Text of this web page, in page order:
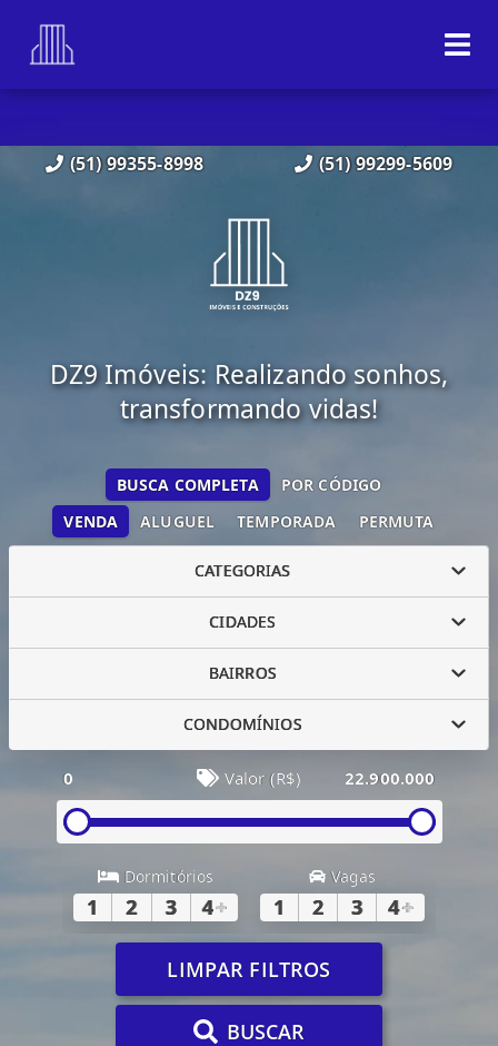
(51) 99355-8998 (51) 99299-5609
DZ9 Imóveis: Realizando sonhos,
transformando vidas!
VENDA ALUGUEL TEMPORADA PERMUTA
BUSCA COMPLETA POR CÓDIGO
CATEGORIAS
CIDADES
BAIRROS
CONDOMÍNIOS
0 Valor (R$) 22.900.000
Dormitórios
1 2 3 4+
Vagas
1 2 3 4+
LIMPAR FILTROS
BUSCAR